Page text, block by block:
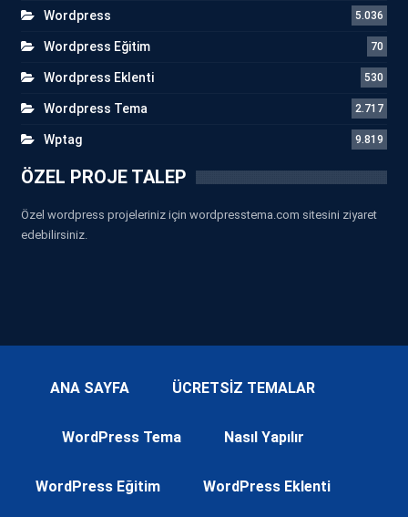
Wordpress 5.036
Wordpress Eğitim 70
Wordpress Eklenti 530
Wordpress Tema 2.717
Wptag 9.819
ÖZEL PROJE TALEP
Özel wordpress projeleriniz için wordpresstema.com sitesini ziyaret
edebilirsiniz.
ANA SAYFA ÜCRETSİZ TEMALAR
WordPress Tema Nasıl Yapılır
WordPress Eğitim WordPress Eklenti